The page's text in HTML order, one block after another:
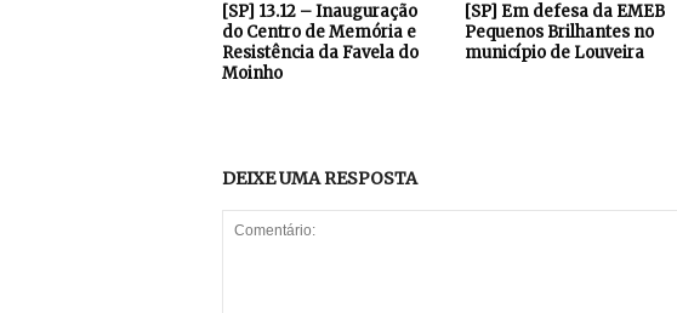
[SP] 13.12 – Inauguração
do Centro de Memória e
Resistência da Favela do
Moinho
[SP] Em defesa da EMEB
Pequenos Brilhantes no
município de Louveira
DEIXE UMA RESPOSTA